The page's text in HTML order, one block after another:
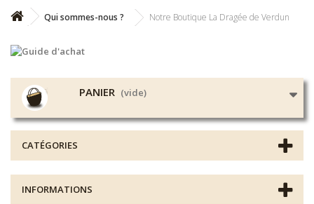
Qui sommes-nous ? Notre Boutique La Dragée de Verdun
PANIER (vide)
CATÉGORIES
INFORMATIONS